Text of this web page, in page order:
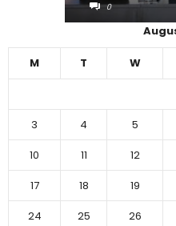
0
M T W
3
4 5
10
11 12
17
18 19
24
25 26